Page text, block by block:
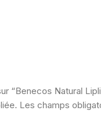
“Benecos Natural
Les champs